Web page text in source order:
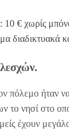
10 € χωρίς
διαδικτυακά
πόλεμο ήταν
το νησί στο
έχουν